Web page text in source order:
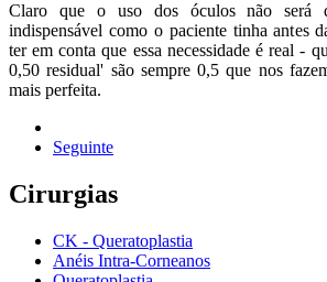
Claro que o uso dos óculos não será
indispensável como o paciente tinha antes
ter em conta que essa necessidade é real -
0,50 residual' são sempre 0,5 que nos
mais perfeita.
Seguinte
Cirurgias
CK - Queratoplastia
Anéis Intra-Corneanos